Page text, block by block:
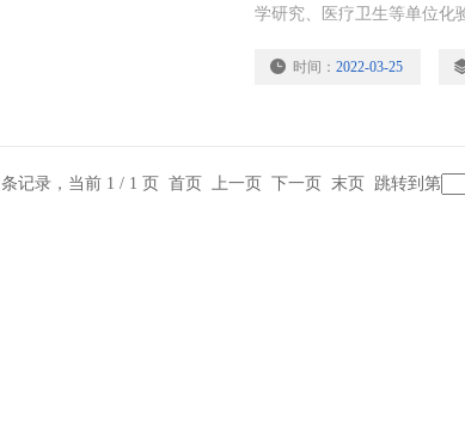
学研究、医疗卫生等单位化
料及电气、仪器、仪表、元
时间： 2022-03-25
条记录，当前 1 / 1 页 首页 上一页 下一页 末页 跳转到第